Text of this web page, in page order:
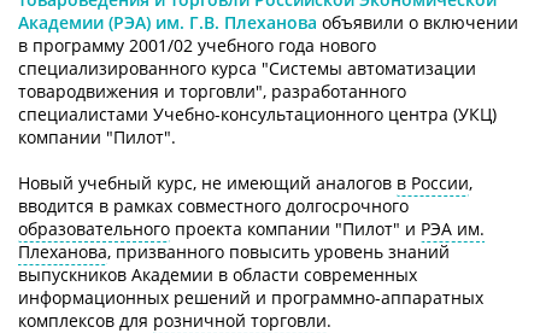
Академии (РЭА) им. Г.В. Плеханова объявили о включении
в программу 2001/02 учебного года нового
специализированного курса "Системы автоматизации
товародвижения и торговли", разработанного
специалистами Учебно-консультационного центра (УКЦ)
компании "Пилот".
Новый учебный курс, не имеющий аналогов в России,
вводится в рамках совместного долгосрочного
образовательного проекта компании "Пилот" и РЭА им.
Плеханова, призванного повысить уровень знаний
выпускников Академии в области современных
информационных решений и программно-аппаратных
комплексов для розничной торговли.